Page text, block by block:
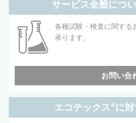
サービス全般につ
各種試験・検査に関する
承ります。
お問い合
エコテックス®に